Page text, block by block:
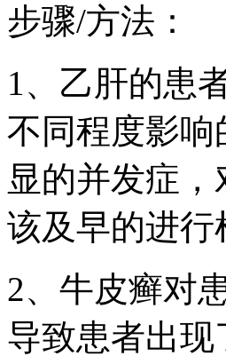
步骤/方法：
1、乙肝的患
不同程度影
显的并发症
该及早的进
2、牛皮癣对
导致患者出